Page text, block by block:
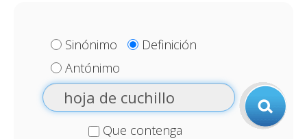
Sinónimo
Definición
Antónimo
Que contenga